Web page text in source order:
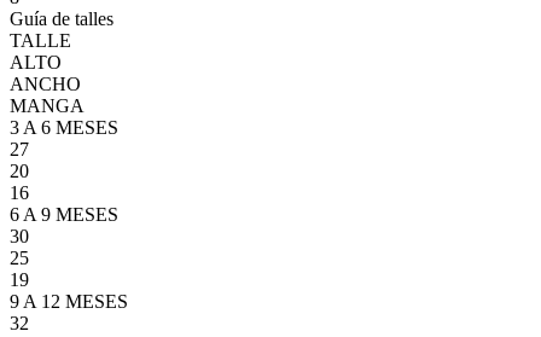
Guía de talles
TALLE
ALTO
ANCHO
MANGA
3 A 6 MESES
27
20
16
6 A 9 MESES
30
25
19
9 A 12 MESES
32